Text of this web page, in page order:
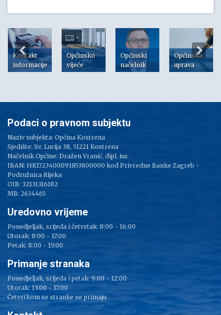
Kontakt
informacije
Općinsko
vijeće
Općinski
načelnik
Općinska
uprava
Podaci o pravnom subjektu
Naziv subjekta: Općina Kostrena
Sjedište: Sv. Lucija 38, 51221 Kostrena
Načelnik Općine: Dražen Vranić, dipl. iur.
IBAN: HR1723400091853800000 kod Privredne Banke Zagreb -
Podružnica Rijeka
OIB: 32131316182
MB: 2634465
Uredovno vrijeme
Ponedjeljak, srijeda i četvrtak: 8:00 - 16:00
Utorak: 8:00 - 17:00
Petak: 8:00 - 15:00
Primanje stranaka
Ponedjeljak, srijeda i petak: 9:00 - 12:00
Utorak: 13:00 - 17:00
Četvrtkom se stranke ne primaju